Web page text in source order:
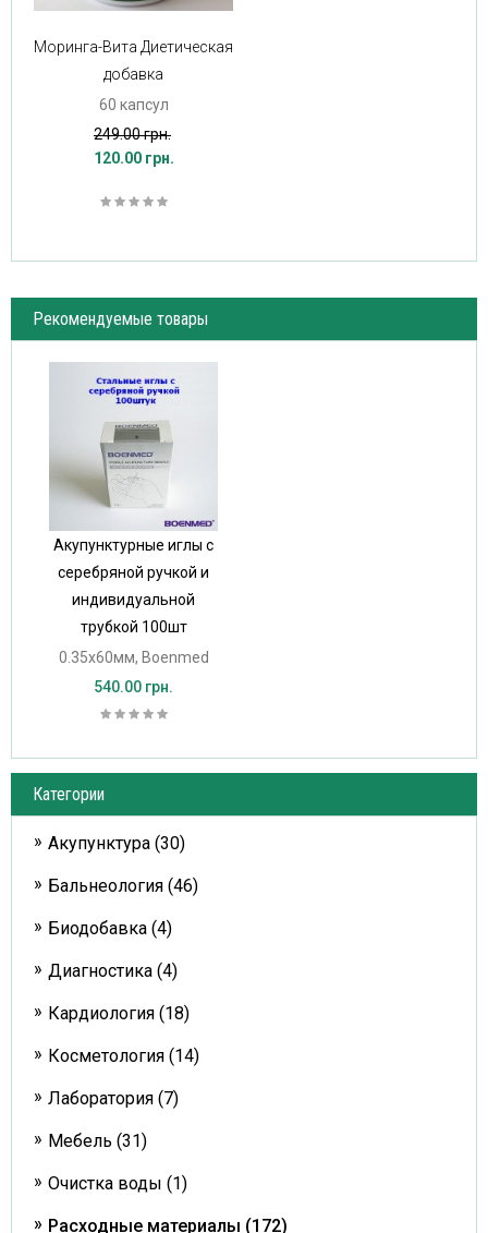
Моринга-Вита Диетическая
добавка
60 капсул
249.00 грн.
120.00 грн.
Рекомендуемые товары
Акупунктурные иглы с
серебряной ручкой и
индивидуальной
трубкой 100шт
0.35х60мм, Boenmed
540.00 грн.
Категории
Акупунктура (30)
Бальнеология (46)
Биодобавка (4)
Диагностика (4)
Кардиология (18)
Косметология (14)
Лаборатория (7)
Мебель (31)
Очистка воды (1)
Расходные материалы (172)